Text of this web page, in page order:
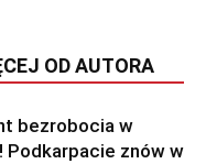
OD AUTORA
bezrobocia w
Podkarpacie znów w